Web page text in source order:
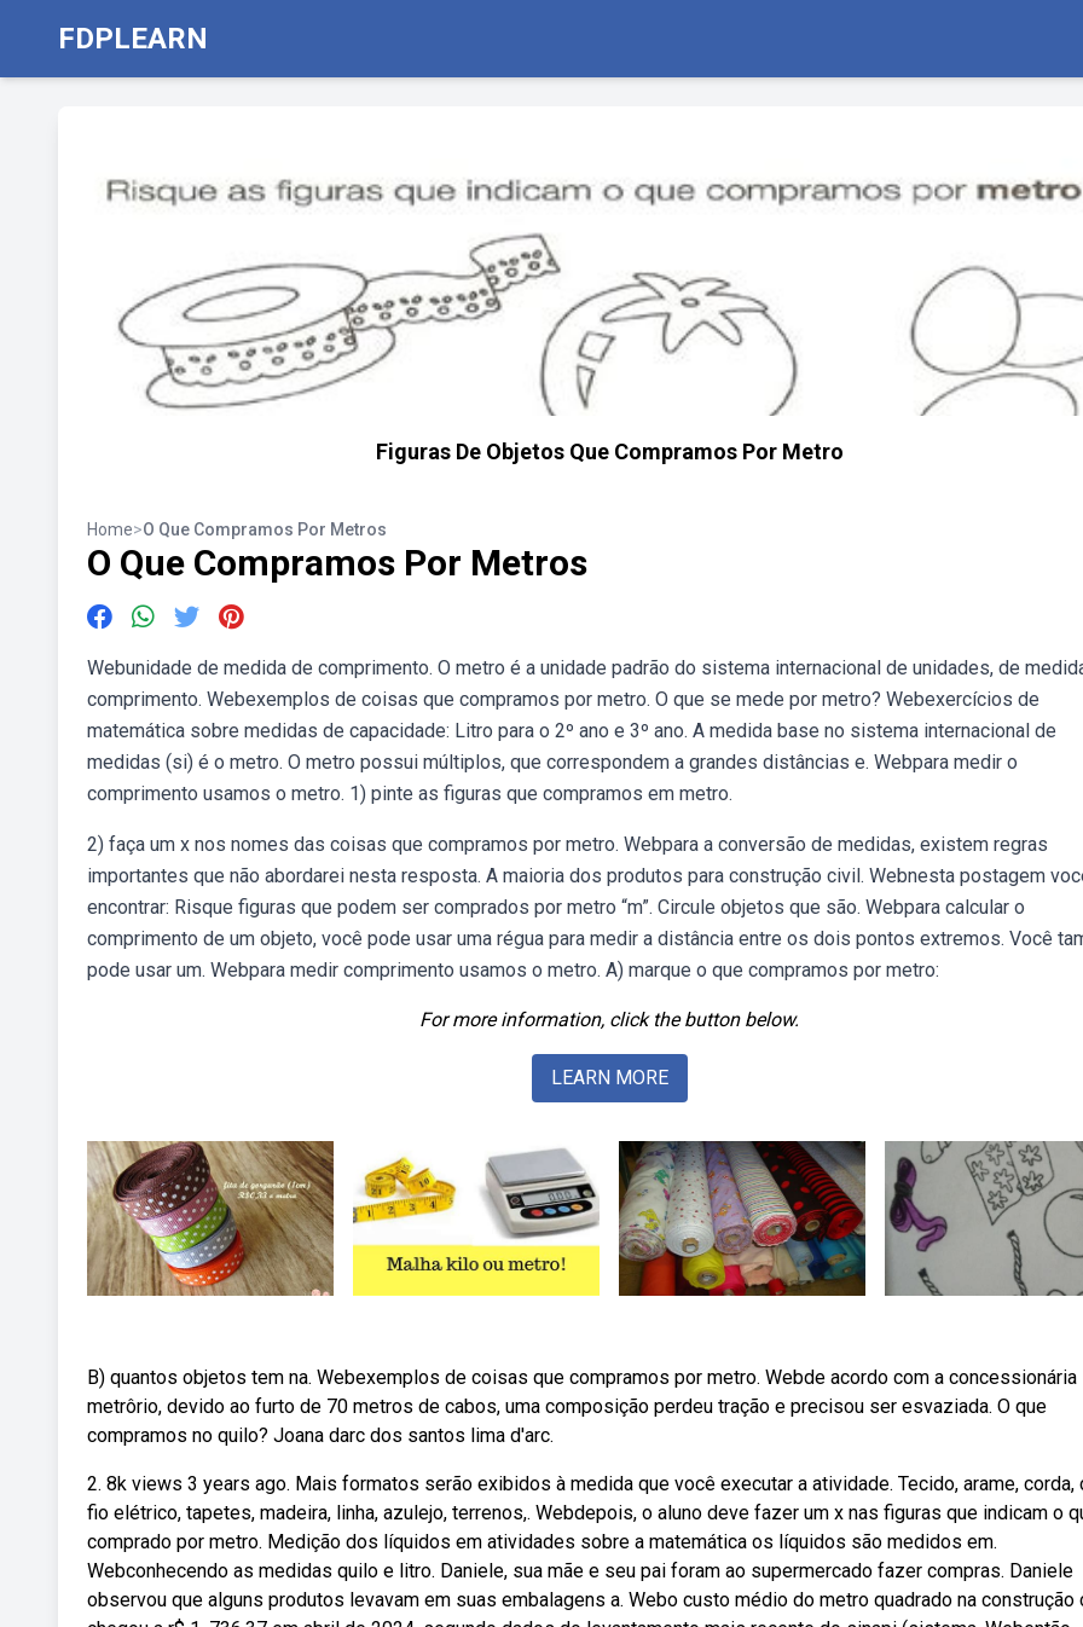
FDPLEARN
Figuras De Objetos Que Compramos Por Metro
Home>O Que Compramos Por Metros
O Que Compramos Por Metros
Webunidade de medida de comprimento. O metro é a unidade padrão do sistema internacional de unidades, de
comprimento. Webexemplos de coisas que compramos por metro. O que se mede por metro? Webexercícios de
matemática sobre medidas de capacidade: Litro para o 2º ano e 3º ano. A medida base no sistema internacional de
medidas (si) é o metro. O metro possui múltiplos, que correspondem a grandes distâncias e. Webpara medir o
comprimento usamos o metro. 1) pinte as figuras que compramos em metro.
2) faça um x nos nomes das coisas que compramos por metro. Webpara a conversão de medidas, existem regras
importantes que não abordarei nesta resposta. A maioria dos produtos para construção civil. Webnesta postagem
encontrar: Risque figuras que podem ser comprados por metro “m”. Circule objetos que são. Webpara calcular o
comprimento de um objeto, você pode usar uma régua para medir a distância entre os dois pontos extremos. Você
pode usar um. Webpara medir comprimento usamos o metro. A) marque o que compramos por metro:
For more information, click the button below.
LEARN MORE
B) quantos objetos tem na. Webexemplos de coisas que compramos por metro. Webde acordo com a concessionária
metrôrio, devido ao furto de 70 metros de cabos, uma composição perdeu tração e precisou ser esvaziada. O que
compramos no quilo? Joana darc dos santos lima d'arc.
2. 8k views 3 years ago. Mais formatos serão exibidos à medida que você executar a atividade. Tecido, arame, corda,
fio elétrico, tapetes, madeira, linha, azulejo, terrenos,. Webdepois, o aluno deve fazer um x nas figuras que indicam o
comprado por metro. Medição dos líquidos em atividades sobre a matemática os líquidos são medidos em.
Webconhecendo as medidas quilo e litro. Daniele, sua mãe e seu pai foram ao supermercado fazer compras. Daniele
observou que alguns produtos levavam em suas embalagens a. Webo custo médio do metro quadrado na construção